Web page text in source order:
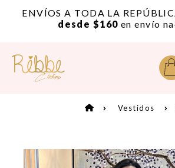
ENVÍOS A TODA LA
desde $160 en envío
Vestidos